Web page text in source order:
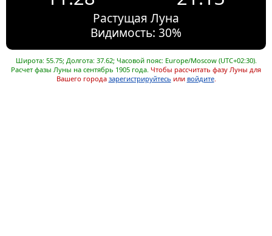
Растущая Луна
Видимость: 30%
Широта: 55.75; Долгота: 37.62; Часовой пояс: Europe/Moscow (UTC+02:30).
Расчет фазы Луны на сентябрь 1905 года. Чтобы рассчитать фазу Луны для
Вашего города зарегистрируйтесь или войдите.